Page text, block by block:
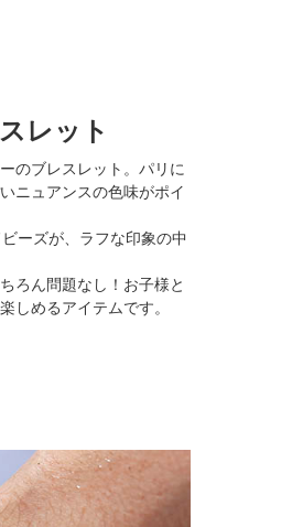
レット
のブレスレット。パリに
ニュアンスの色味がポイ
ーズが、ラフな印象の中
ろん問題なし！お子様と
しめるアイテムです。